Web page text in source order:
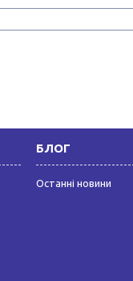
БЛОГ
Останні новини